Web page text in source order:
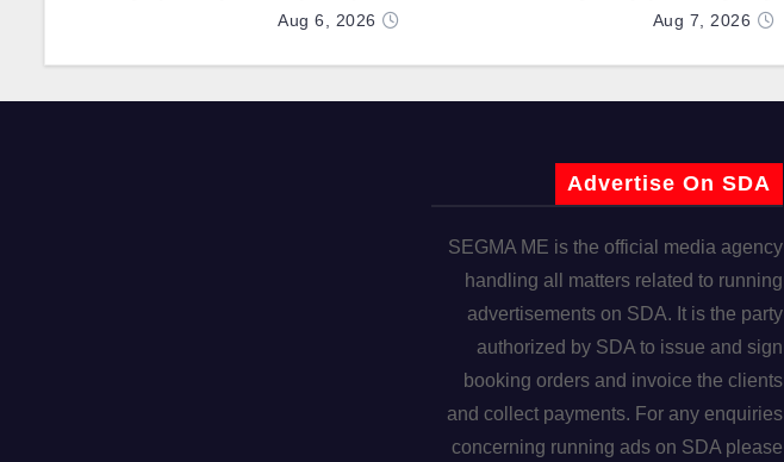
Aug 7, 2026
رقم 1000 لخط الإنتاجAug 6, 2026
Advertise On SDA
SEGMA ME is the official media agency
handling all matters related to running
advertisements on SDA. It is the party
authorized by SDA to issue and sign
booking orders and invoice the clients
and collect payments. For any enquiries
concerning running ads on SDA please